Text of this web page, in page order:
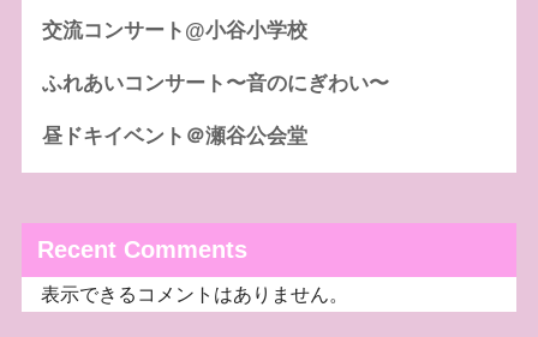
交流コンサート@小谷小学校
ふれあいコンサート〜音のにぎわい〜
昼ドキイベント＠瀬谷公会堂
Recent Comments
表示できるコメントはありません。